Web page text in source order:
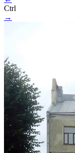
Ctrl
→